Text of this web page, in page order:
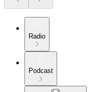
Radio
Podcast